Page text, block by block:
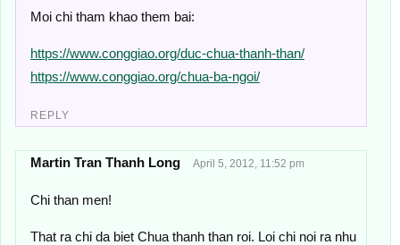
Moi chi tham khao them bai:
https://www.conggiao.org/duc-chua-thanh-than/
https://www.conggiao.org/chua-ba-ngoi/
REPLY
Martin Tran Thanh Long April 5, 2012, 11:52 pm
Chi than men!
That ra chi da biet Chua thanh than roi. Loi chi noi ra nhu